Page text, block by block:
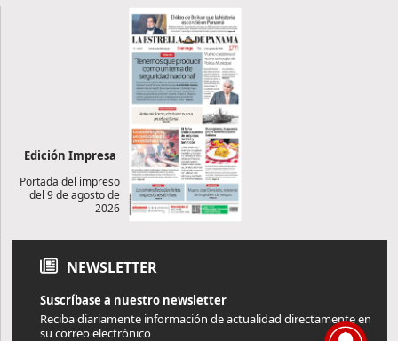
Edición Impresa
Portada del impreso
del 9 de agosto de
2026
NEWSLETTER
Suscríbase a nuestro newsletter
Reciba diariamente información de actualidad directamente en
su correo electrónico